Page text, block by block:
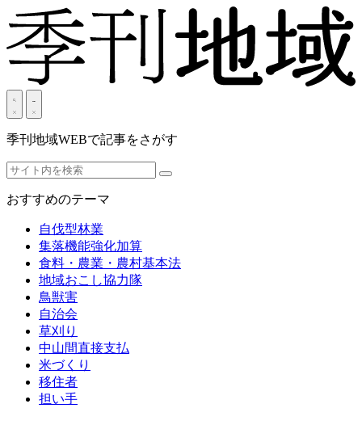
季刊地域WEBで記事をさがす
おすすめのテーマ
自伐型林業
集落機能強化加算
食料・農業・農村基本法
地域おこし協力隊
鳥獣害
自治会
草刈り
中山間直接支払
米づくり
移住者
担い手